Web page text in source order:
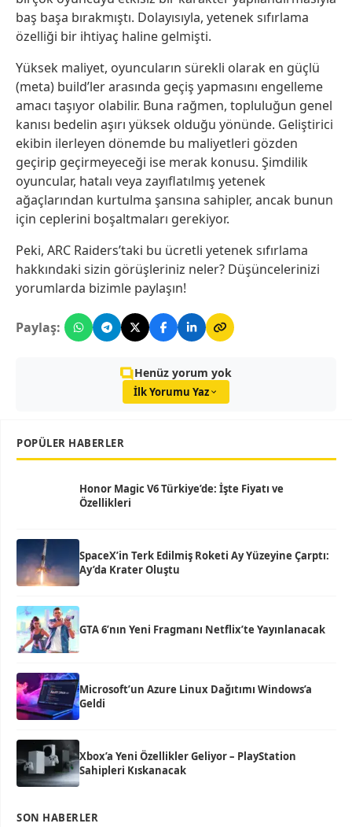
baş başa bırakmıştı. Dolayısıyla, yetenek sıfırlama
özelliği bir ihtiyaç haline gelmişti.
Yüksek maliyet, oyuncuların sürekli olarak en güçlü
(meta) build’ler arasında geçiş yapmasını engelleme
amacı taşıyor olabilir. Buna rağmen, topluluğun genel
kanısı bedelin aşırı yüksek olduğu yönünde. Geliştirici
ekibin ilerleyen dönemde bu maliyetleri gözden
geçirip geçirmeyeceği ise merak konusu. Şimdilik
oyuncular, hatalı veya zayıflatılmış yetenek
ağaçlarından kurtulma şansına sahipler, ancak bunun
için ceplerini boşaltmaları gerekiyor.
Peki, ARC Raiders’taki bu ücretli yetenek sıfırlama
hakkındaki sizin görüşleriniz neler? Düşüncelerinizi
yorumlarda bizimle paylaşın!
Paylaş:
Henüz yorum yok
İlk Yorumu Yaz
POPÜLER HABERLER
Honor Magic V6 Türkiye’de: İşte Fiyatı ve
Özellikleri
SpaceX’in Terk Edilmiş Roketi Ay Yüzeyine Çarptı:
Ay’da Krater Oluştu
GTA 6’nın Yeni Fragmanı Netflix’te Yayınlanacak
Microsoft’un Azure Linux Dağıtımı Windows’a
Geldi
Xbox’a Yeni Özellikler Geliyor – PlayStation
Sahipleri Kıskanacak
SON HABERLER